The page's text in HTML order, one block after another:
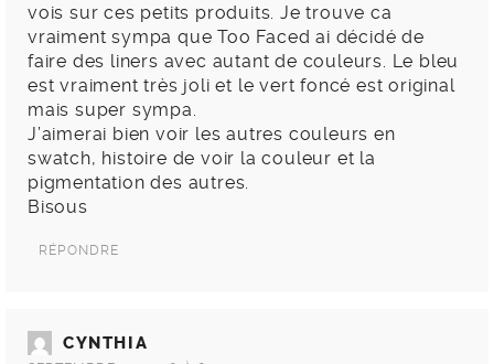
vois sur ces petits produits. Je trouve ca
vraiment sympa que Too Faced ai décidé de
faire des liners avec autant de couleurs. Le bleu
est vraiment très joli et le vert foncé est original
mais super sympa.
J’aimerai bien voir les autres couleurs en
swatch, histoire de voir la couleur et la
pigmentation des autres.
Bisous
RÉPONDRE
CYNTHIA